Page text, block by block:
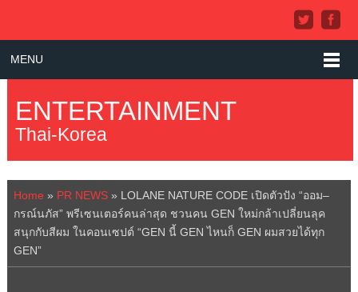
MENU
ENTERTAINMENT
Thai-Korea
Home » PR NEWS» LOLANE NATURE CODE เปิดตัวปัง “ออม–
กรณ์นภัส” พรีเซนเตอร์คนล่าสุด ชวนคน GEN ใหม่กล้าเปลี่ยนลุค
สนุกกับสีผม ในคอนเซปต์ “GEN นี้ GEN ไหนก็ GEN ผมสวยได้ทุก
GEN”